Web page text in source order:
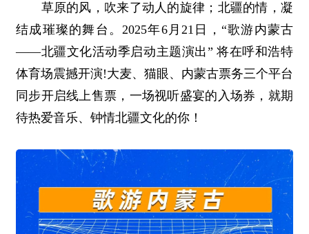
草原的风，吹来了动人的旋律；北疆的情，凝
结成璀璨的舞台。2025年6月21日，“歌游内蒙古
——北疆文化活动季启动主题演出” 将在呼和浩特
体育场震撼开演!大麦、猫眼、内蒙古票务三个平台
同步开启线上售票，一场视听盛宴的入场券，就期
待热爱音乐、钟情北疆文化的你！